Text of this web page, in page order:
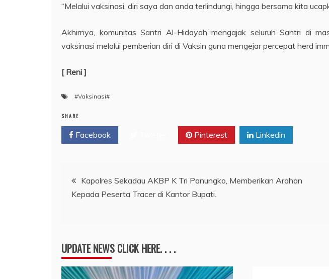
“Melalui vaksinasi, diri saya dan anda terlindungi, hingga bersama kita
Akhirnya, komunitas Santri Al-Hidayah mengajak seluruh Santri di
vaksinasi melalui pemberian diri di Vaksin guna mengejar percepat herd
[ Reni ]
#Vaksinasi#
SHARE
Facebook Pinterest Linkedin
Navigasi
pos
Kapolres Sekadau AKBP K Tri Panungko, Memberikan Arahan
Kepada Peserta Tracer di Kantor Bupati.
UPDATE NEWS CLICK HERE. . . .